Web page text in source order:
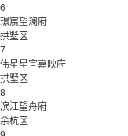
6
璟宸望澜府
拱墅区
7
伟星星宜嘉映府
拱墅区
8
滨江望舟府
余杭区